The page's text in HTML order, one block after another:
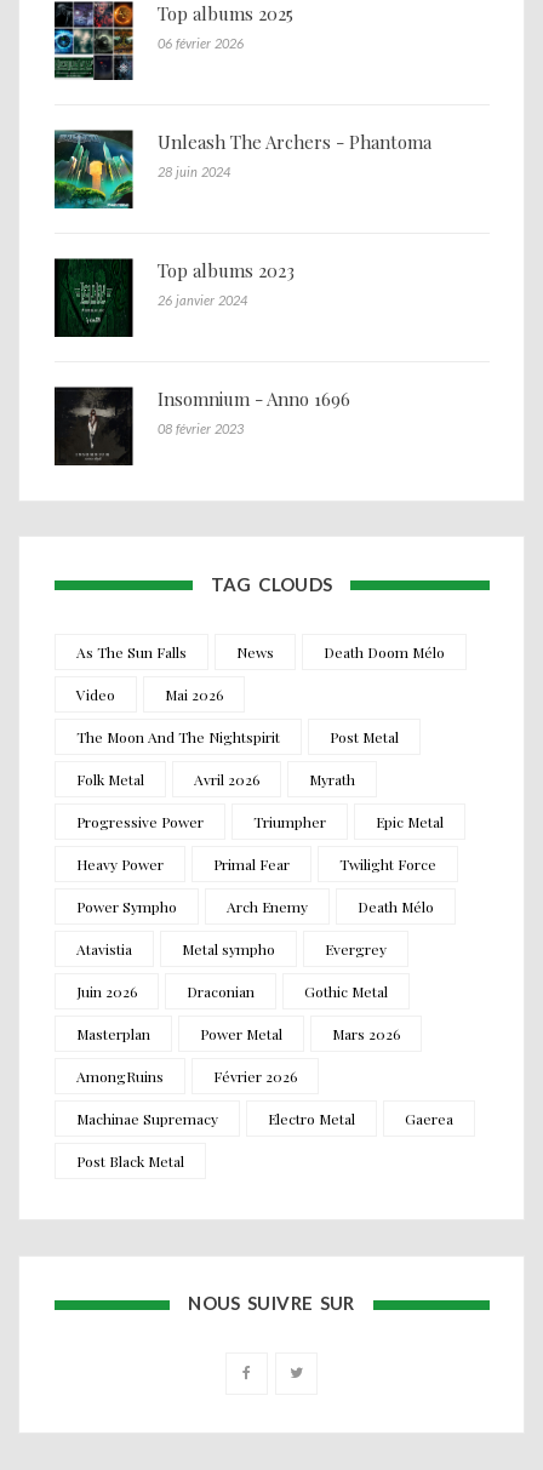
Top albums 2025
06 février 2026
Unleash The Archers - Phantoma
28 juin 2024
Top albums 2023
26 janvier 2024
Insomnium - Anno 1696
08 février 2023
TAG CLOUDS
As The Sun Falls News Death Doom Mélo
Video Mai 2026
The Moon And The Nightspirit Post Metal
Folk Metal Avril 2026 Myrath
Progressive Power Triumpher Epic Metal
Heavy Power Primal Fear Twilight Force
Power Sympho Arch Enemy Death Mélo
Atavistia Metal sympho Evergrey
Juin 2026 Draconian Gothic Metal
Masterplan Power Metal Mars 2026
AmongRuins Février 2026
Machinae Supremacy Electro Metal Gaerea
Post Black Metal
NOUS SUIVRE SUR